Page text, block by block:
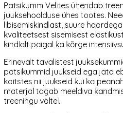
Patsikumm Velites ühendab
juuksehoolduse ühes tootes.
libisemiskindlast, suure
kvaliteetsest sisemisest
kindlalt paigal ka kõrge
Erinevalt tavalistest
patsikummid juukseid ega jäta
kaitstes nii juukseid kui ka
materjal tagab meeldiva
treeningu vältel.